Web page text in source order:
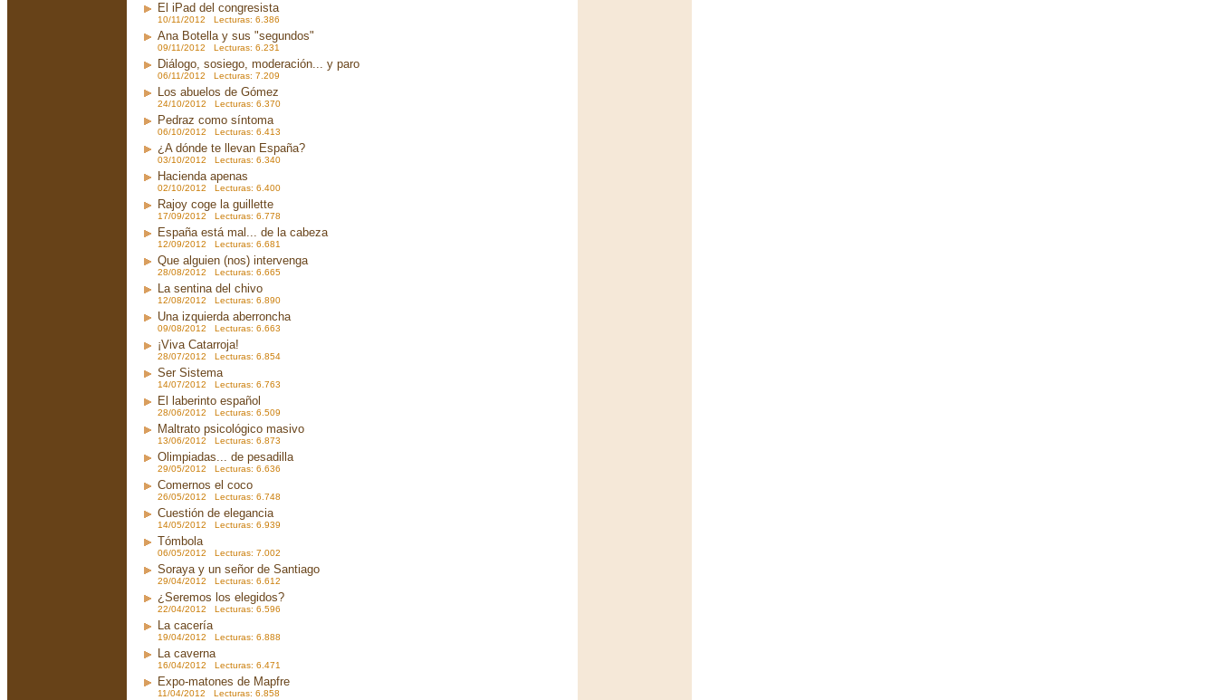
El iPad del congresista
10/11/2012 Lecturas: 6.386
Ana Botella y sus "segundos"
09/11/2012 Lecturas: 6.231
Diálogo, sosiego, moderación... y paro
06/11/2012 Lecturas: 7.209
Los abuelos de Gómez
24/10/2012 Lecturas: 6.370
Pedraz como síntoma
06/10/2012 Lecturas: 6.413
¿A dónde te llevan España?
03/10/2012 Lecturas: 6.340
Hacienda apenas
02/10/2012 Lecturas: 6.400
Rajoy coge la guillette
17/09/2012 Lecturas: 6.778
España está mal... de la cabeza
12/09/2012 Lecturas: 6.681
Que alguien (nos) intervenga
28/08/2012 Lecturas: 6.665
La sentina del chivo
12/08/2012 Lecturas: 6.890
Una izquierda aberroncha
09/08/2012 Lecturas: 6.663
¡Viva Catarroja!
28/07/2012 Lecturas: 6.854
Ser Sistema
14/07/2012 Lecturas: 6.763
El laberinto español
28/06/2012 Lecturas: 6.509
Maltrato psicológico masivo
13/06/2012 Lecturas: 6.873
Olimpiadas... de pesadilla
29/05/2012 Lecturas: 6.636
Comernos el coco
26/05/2012 Lecturas: 6.748
Cuestión de elegancia
14/05/2012 Lecturas: 6.939
Tómbola
06/05/2012 Lecturas: 7.002
Soraya y un señor de Santiago
29/04/2012 Lecturas: 6.612
¿Seremos los elegidos?
22/04/2012 Lecturas: 6.596
La cacería
19/04/2012 Lecturas: 6.888
La caverna
16/04/2012 Lecturas: 6.471
Expo-matones de Mapfre
11/04/2012 Lecturas: 6.858